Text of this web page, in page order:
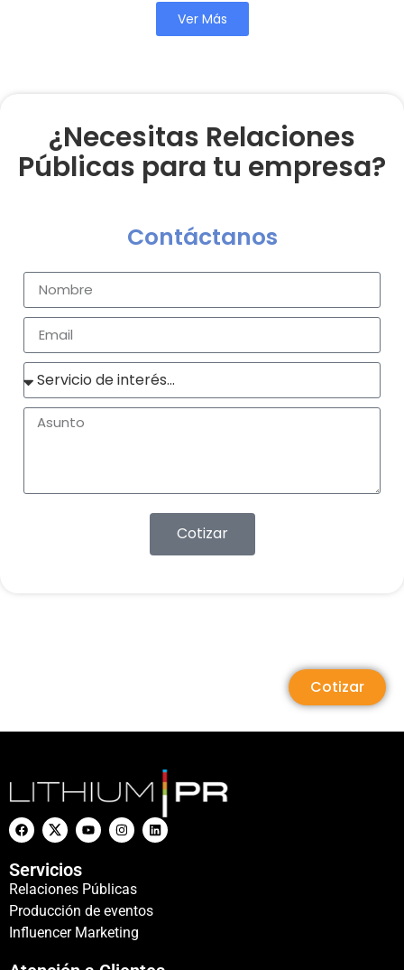
Ver Más
¿Necesitas Relaciones
Públicas para tu empresa?
Contáctanos
Cotizar
Cotizar
Servicios
Relaciones Públicas
Producción de eventos
Influencer Marketing